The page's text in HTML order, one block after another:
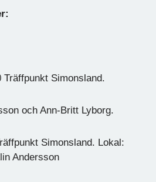
Simonsland.
och Ann-Britt Lyborg.
Simonsland. Lokal:
Andersson